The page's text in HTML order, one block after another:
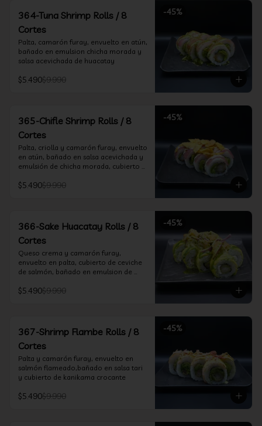
-45%
364-Tuna Shrimp Rolls / 8
Cortes
Palta, camarón furay, envuelto en atún,
bañado en emulsion chicha morada y
salsa acevichada de huacatay
$5.490$9.990
-45%
365-Chifle Shrimp Rolls / 8
Cortes
Palta, criolla y camarón furay, envuelto
en atún, bañado en salsa acevichada y
emulsión de chicha morada, cubierto
$5.490$9.990
-45%
366-Sake Huacatay Rolls / 8
Cortes
Queso crema y camarón furay,
envuelto en palta, cubierto de ceviche
de salmón, bañado en emulsion de
$5.490$9.990
-45%
367-Shrimp Flambe Rolls / 8
Cortes
Palta y camarón furay, envuelto en
salmón flameado,bañado en salsa tari
y cubierto de kanikama crocante
$5.490$9.990